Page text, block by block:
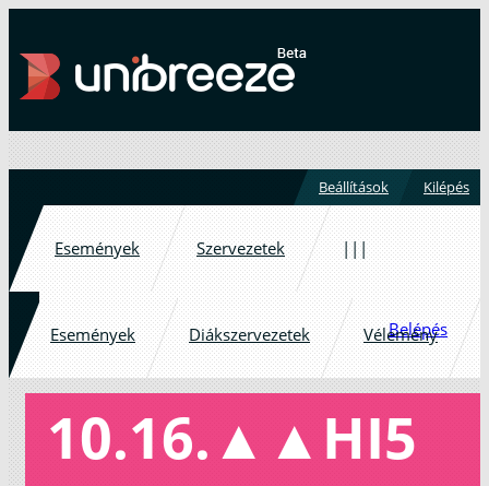
Beállítások Kilépés
Események Szervezetek |||
Események Diákszervezetek Vélemény
Belépés
10.16.▲▲HI5